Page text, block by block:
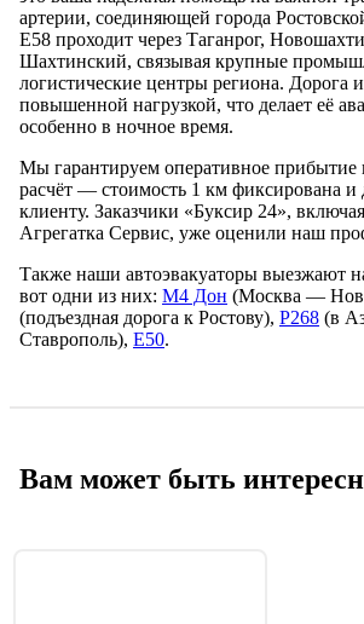
артерии, соединяющей города
Е58 проходит через Таганрог,
Шахтинский, связывая крупные
логистические центры региона. Дорога
повышенной нагрузкой, что делает её
особенно в ночное время.
Мы гарантируем оперативное прибытие
расчёт — стоимость 1 км фиксирована и
клиенту. Заказчики «Буксир 24»,
Агрегатка Сервис, уже оценили наш
Также наши автоэвакуаторы выезжают
вот одни из них: М4 Дон (Москва —
(подъездная дорога к Ростову), Р268(в
Ставрополь), Е50.
Вам может быть